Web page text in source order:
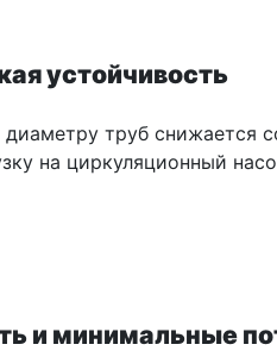
устойчивость
труб снижается
на циркуляционный
и минимальные